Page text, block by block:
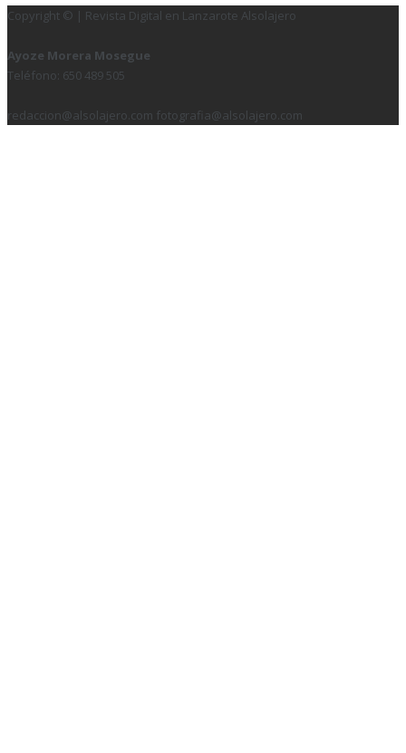
Copyright © | Revista Digital en Lanzarote Alsolajero
Ayoze Morera Mosegue
Teléfono: 650 489 505
redaccion@alsolajero.com fotografia@alsolajero.com